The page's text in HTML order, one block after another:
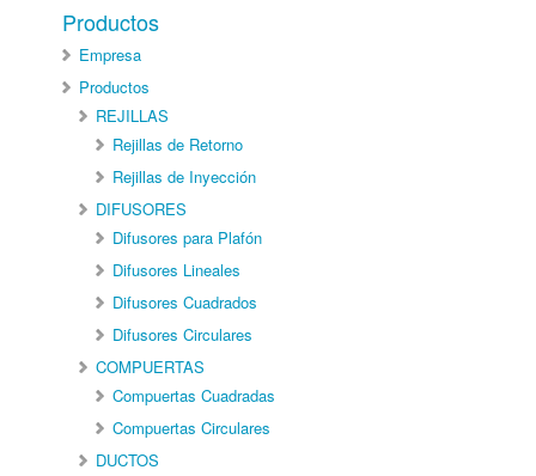
Productos
Empresa
Productos
REJILLAS
Rejillas de Retorno
Rejillas de Inyección
DIFUSORES
Difusores para Plafón
Difusores Lineales
Difusores Cuadrados
Difusores Circulares
COMPUERTAS
Compuertas Cuadradas
Compuertas Circulares
DUCTOS